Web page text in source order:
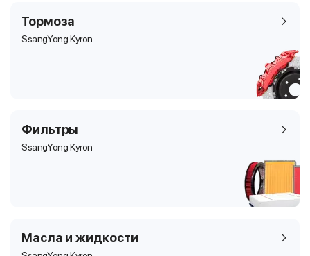
Тормоза
SsangYong Kyron
Фильтры
SsangYong Kyron
Масла и жидкости